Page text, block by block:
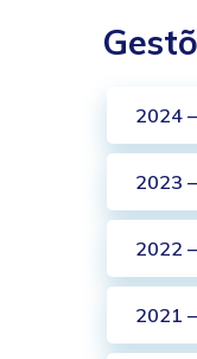
2024
2023
2022
2021